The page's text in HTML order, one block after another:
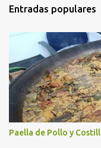
Entradas populares
Paella de Pollo y